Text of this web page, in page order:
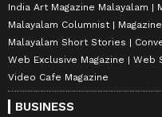
India Art Magazine Malayalam
Malayalam Columnist
Malayalam Short Stories
Web Exclusive Magazine
Web
Video Cafe Magazine
BUSINESS